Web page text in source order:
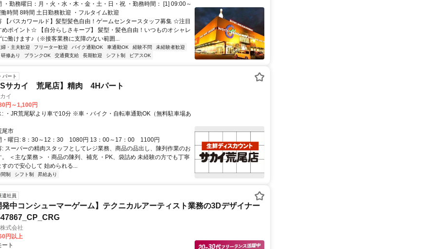
・勤務曜日：月・火・水・木・金・土・日・祝 ・勤務時間： [1] 09:00～
時間 8時間 土日勤務歓迎 ・フルタイム歓迎
【パスカワールド】髪型髪色自由！ゲームセンタースタッフ募集 ☆注目
めポイント☆ 【自分らしさキープ】 髪型・髪色自由！いつものオシャレ
に働けます♪（※接客業務に支障のない範囲...
婦・主夫歓迎 フリーター歓迎 バイク通勤OK 車通勤OK 経験不問
未経験者歓迎
研修あり ブランクOK 交通費支給 長期歓迎 シフト制 ピアスOK
パート
サカイ 荒尾店】精肉 4Hパート
イ
円～1,100円
車場あ
尾市
・曜日: 8：30～12：30 1080円 13：00～17：00 1100円
: スーパーの精肉スタッフとしてレジ業務、商品の品出し、陳列作業のお
。 ＜主な業務＞ ・商品の陳列、補充 ・PK、袋詰め 未経験の方でも丁寧
すので安心して 始められる...
制 シフト制 昇給あり
遣社員
発中コンシューマーゲーム】テクニカルアーティスト業務の3Dデザイナー
式会社
円以上
ト